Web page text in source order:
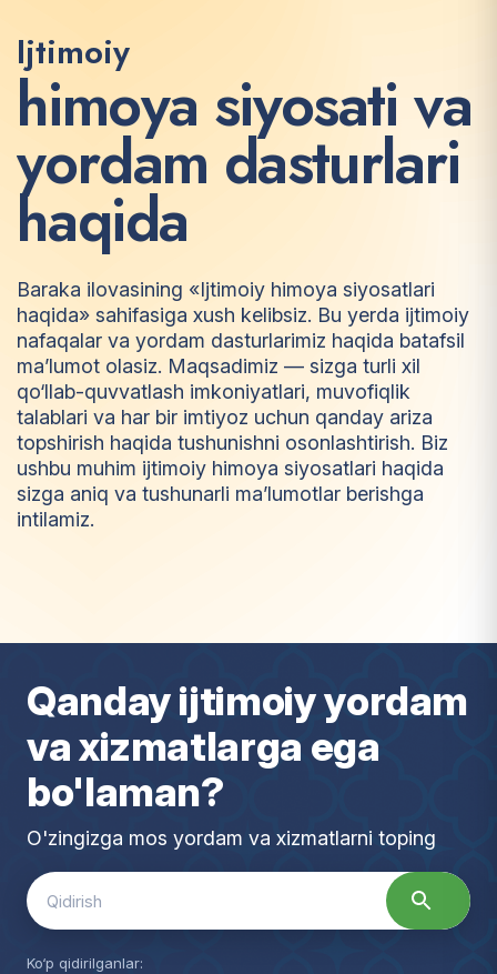
Ijtimoiy
himoya siyosati va
yordam dasturlari
haqida
Baraka ilovasining «Ijtimoiy himoya siyosatlari
haqida» sahifasiga xush kelibsiz. Bu yerda ijtimoiy
nafaqalar va yordam dasturlarimiz haqida batafsil
ma’lumot olasiz. Maqsadimiz — sizga turli xil
qo‘llab-quvvatlash imkoniyatlari, muvofiqlik
talablari va har bir imtiyoz uchun qanday ariza
topshirish haqida tushunishni osonlashtirish. Biz
ushbu muhim ijtimoiy himoya siyosatlari haqida
sizga aniq va tushunarli ma’lumotlar berishga
intilamiz.
mtiy oz
Qanday ijtimoiy yordam
va xizmatlarga ega
bo'laman?
O'zingizga mos yordam va xizmatlarni toping
Search
for:
Ko‘p qidirilganlar: